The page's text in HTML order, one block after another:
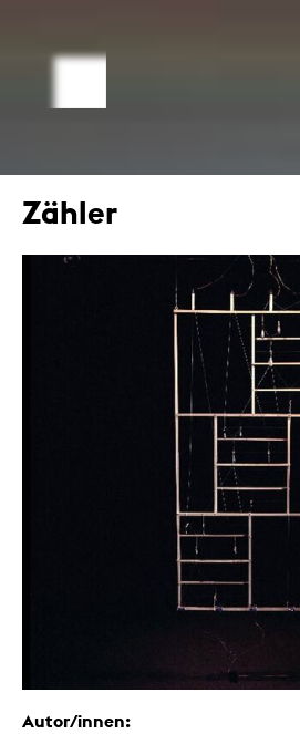
Zähler
Autor/innen: